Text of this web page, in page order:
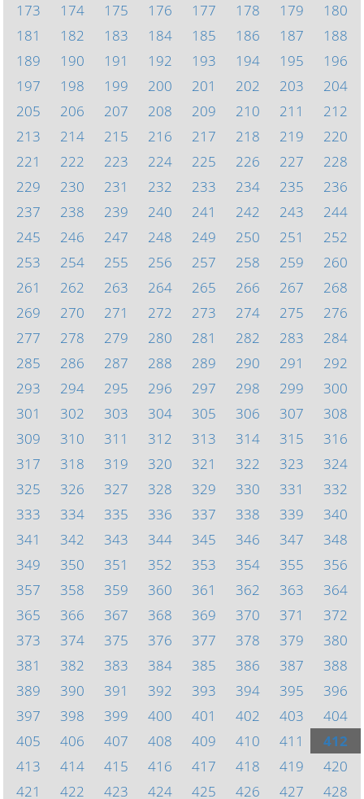
173
174 175 176 177 178 179
180
181
182 183 184 185 186 187
188
189
190 191 192 193 194 195
196
197
198 199 200 201 202 203
204
205
206 207 208 209 210 211
212
213
214 215 216 217 218 219
220
221
222 223 224 225 226 227
228
229
230 231 232 233 234 235
236
237
238 239 240 241 242 243
244
245
246 247 248 249 250 251
252
253
254 255 256 257 258 259
260
261
262 263 264 265 266 267
268
269
270 271 272 273 274 275
276
277
278 279 280 281 282 283
284
285
286 287 288 289 290 291
292
293
294 295 296 297 298 299
300
301
302 303 304 305 306 307
308
309
310 311 312 313 314 315
316
317
318 319 320 321 322 323
324
325
326 327 328 329 330 331
332
333
334 335 336 337 338 339
340
341
342 343 344 345 346 347
348
349
350 351 352 353 354 355
356
357
358 359 360 361 362 363
364
365
366 367 368 369 370 371
372
373
374 375 376 377 378 379
380
381
382 383 384 385 386 387
388
389
390 391 392 393 394 395
396
397
398 399 400 401 402 403
404
405
406 407 408 409 410 411
412
413
414 415 416 417 418 419
420
421
422 423 424 425 426 427 428